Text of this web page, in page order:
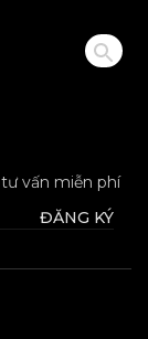
vấn miễn phí
ĐĂNG KÝ